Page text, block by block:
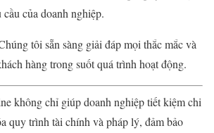
của doanh nghiệp.
tôi sẵn sàng giải đáp mọi thắc mắc và
hàng trong suốt quá trình hoạt động.
không chỉ giúp doanh nghiệp tiết kiệm chi
quy trình tài chính và pháp lý, đảm bảo